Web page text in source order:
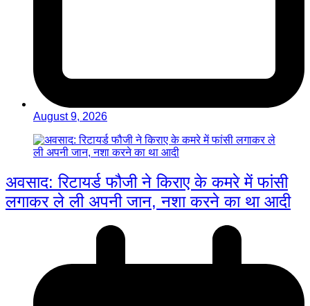
August 9, 2026
अवसाद: रिटायर्ड फौजी ने किराए के कमरे में फांसी
लगाकर ले ली अपनी जान, नशा करने का था आदी